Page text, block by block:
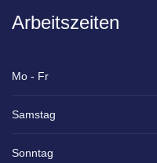
Arbeitszeiten
Mo - Fr
Samstag
Sonntag